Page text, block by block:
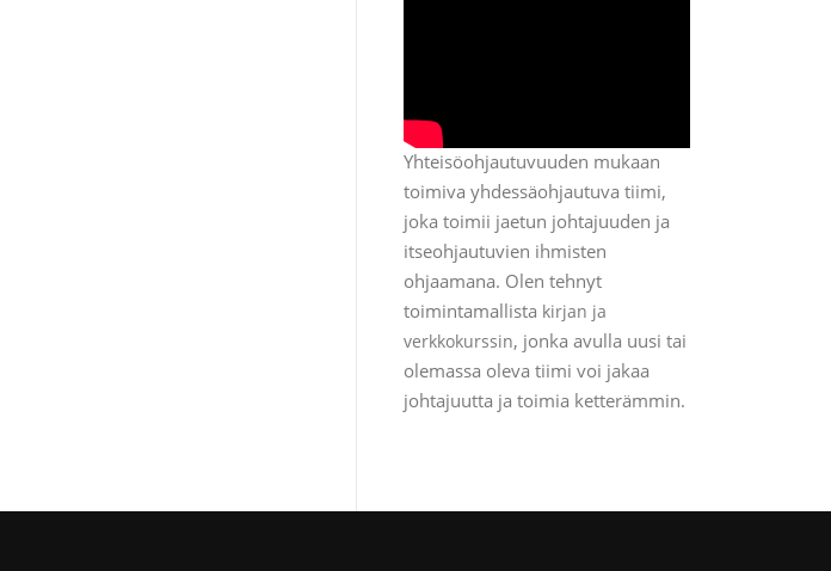
Yhteisöohjautuvuuden mukaan
toimiva yhdessäohjautuva tiimi,
joka toimii jaetun johtajuuden ja
itseohjautuvien ihmisten
ohjaamana. Olen tehnyt
toimintamallista kirjan ja
verkkokurssin, jonka avulla uusi tai
olemassa oleva tiimi voi jakaa
johtajuutta ja toimia ketterämmin.